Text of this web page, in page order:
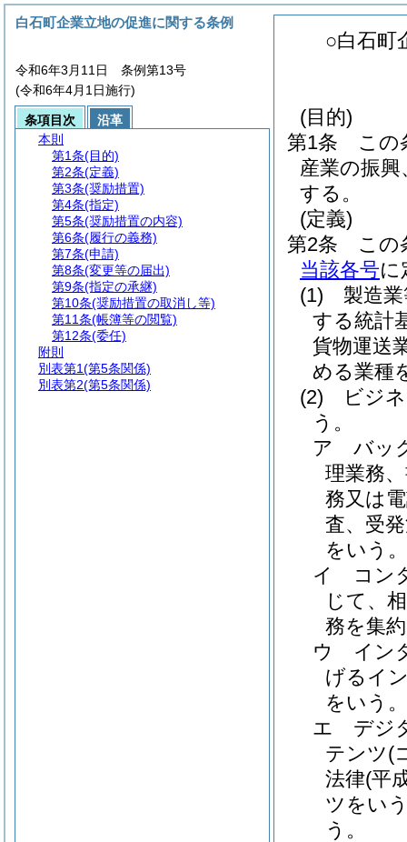
○白石町
(目的)
第1条
この
産業の振
する。
(定義)
第2条
この
当該各号に
(1)
製造
する統計
貨物運送
める業種
(2)
ビジ
う。
ア
バッ
理業務
務又は
査、受
をいう。
イ
コン
じて、
務を集
ウ
イン
げるイ
をいう。
エ
デジ
テンツ(
法律(平
ツをい
う。
白石町企業立地の促進に関する条例
令和6年3月11日 条例第13号
(令和6年4月1日施行)
条項目次
沿革
本則
第1条(目的)
第2条(定義)
第3条(奨励措置)
第4条(指定)
第5条(奨励措置の内容)
第6条(履行の義務)
第7条(申請)
第8条(変更等の届出)
第9条(指定の承継)
第10条(奨励措置の取消し等)
第11条(帳簿等の閲覧)
第12条(委任)
附則
別表第1(第5条関係)
別表第2(第5条関係)